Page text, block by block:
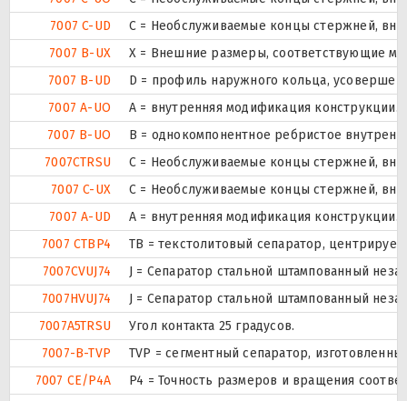
7007 C-UD
С = Необслуживаемые концы стержней,
7007 B-UX
X = Внешние размеры, соответствующие
7007 B-UD
D = профиль наружного кольца,
7007 A-UO
A = внутренняя модификация конструкции.
7007 B-UO
B = однокомпонентное ребристое
7007CTRSU
С = Необслуживаемые концы стержней,
7007 C-UX
С = Необслуживаемые концы стержней,
7007 A-UD
A = внутренняя модификация конструкции.
7007 CTBP4
ТВ = текстолитовый сепаратор,
7007CVUJ74
J = Сепаратор стальной штампованный
7007HVUJ74
J = Сепаратор стальной штампованный
7007A5TRSU
Угол контакта 25 градусов.
7007-B-TVP
TVP = сегментный сепаратор,
7007 CE/P4A
P4 = Точность размеров и вращения